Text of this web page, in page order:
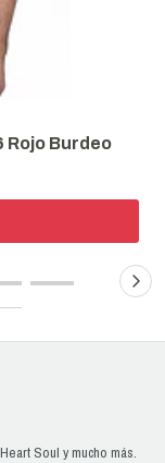
Originals 4876
Soul y mucho más.